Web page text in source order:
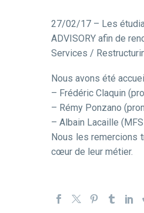
27/02/17 – Les
ADVISORY afin de
Services /
Nous avons été
– Frédéric Claquin
– Rémy Ponzano
– Albain Lacaille
Nous les remercions
cœur de leur métier.